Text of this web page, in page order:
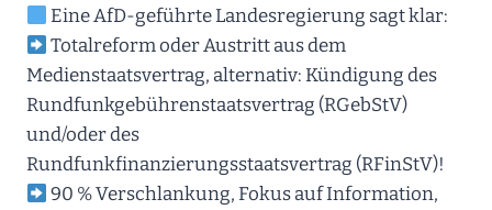
Eine AfD-geführte Landesregierung sagt klar:
Totalreform oder Austritt aus dem
Medienstaatsvertrag, alternativ: Kündigung des
Rundfunkgebührenstaatsvertrag (RGebStV)
und/oder des
Rundfunkfinanzierungsstaatsvertrag (RFinStV)!
90 % Verschlankung, Fokus auf Information,